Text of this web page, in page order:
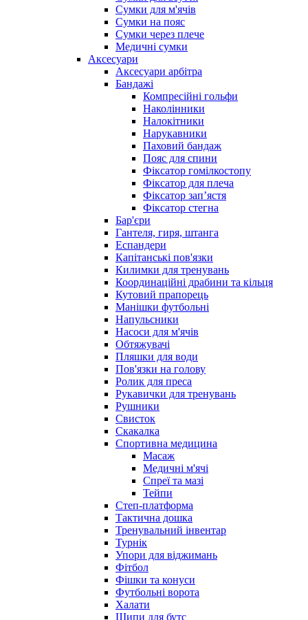
Сумки для м'ячів
Сумки на пояс
Сумки через плече
Медичні сумки
Аксесуари
Аксесуари арбітра
Бандажі
Компресійні гольфи
Наколінники
Налокітники
Нарукавники
Паховий бандаж
Пояс для спини
Фіксатор гомілкостопу
Фіксатор для плеча
Фіксатор запʼястя
Фіксатор стегна
Бар'єри
Гантеля, гиря, штанга
Еспандери
Капітанські пов'язки
Килимки для тренувань
Координаційні драбини та кільця
Кутовий прапорець
Манішки футбольні
Напульсники
Насоси для м'ячів
Обтяжувачі
Пляшки для води
Пов'язки на голову
Ролик для преса
Рукавички для тренувань
Рушники
Свисток
Скакалка
Спортивна медицина
Масаж
Медичні м'ячі
Спреї та мазі
Тейпи
Степ-платформа
Тактична дошка
Тренувальний інвентар
Турнік
Упори для віджимань
Фітбол
Фішки та конуси
Футбольні ворота
Халати
Шипи для бутс